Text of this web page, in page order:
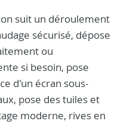
suit un déroulement
sécurisé, dépose
ou
si besoin, pose
d'un écran sous-
pose des tuiles et
moderne, rives en